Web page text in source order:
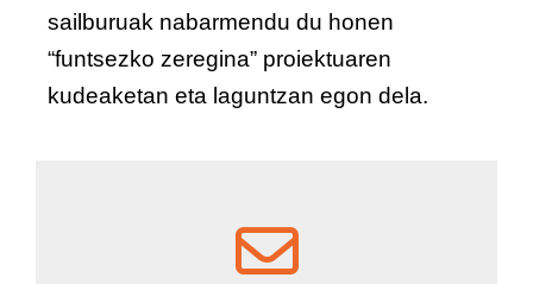
sailburuak nabarmendu du honen
“funtsezko zeregina” proiektuaren
kudeaketan eta laguntzan egon dela.